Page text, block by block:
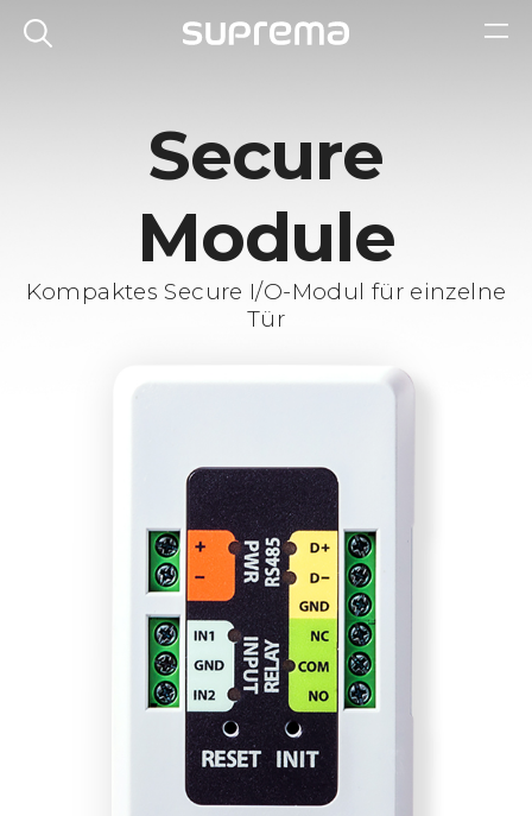
Secure
Module
Kompaktes Secure I/O-Modul für einzelne
Tür